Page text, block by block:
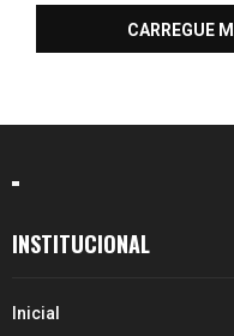
CARREGUE
INSTITUCIONAL
Inicial